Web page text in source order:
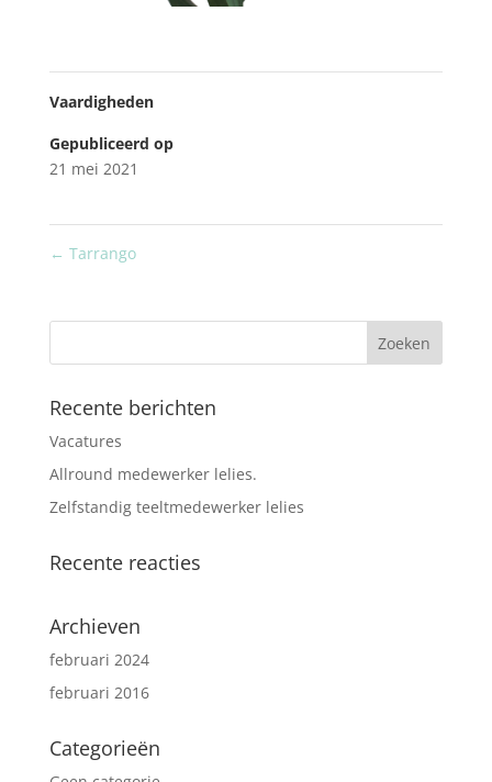
Vaardigheden
Gepubliceerd op
21 mei 2021
← Tarrango
Recente berichten
Vacatures
Allround medewerker lelies.
Zelfstandig teeltmedewerker lelies
Recente reacties
Archieven
februari 2024
februari 2016
Categorieën